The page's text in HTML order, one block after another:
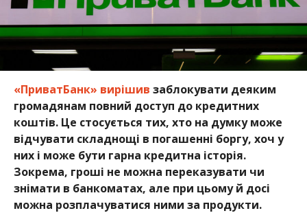
«ПриватБанк» вирішив заблокувати деяким
громадянам повний доступ до кредитних
коштів. Це стосується тих, хто на думку може
відчувати складнощі в погашенні боргу, хоч у
них і може бути гарна кредитна історія.
Зокрема, гроші не можна переказувати чи
знімати в банкоматах, але при цьому й досі
можна розплачуватися ними за продукти.